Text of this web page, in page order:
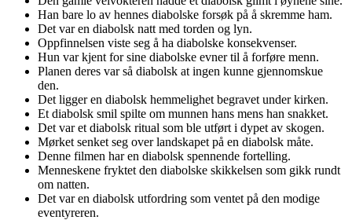
Han bare lo av hennes diabolske forsøk på å skremme ham.
Det var en diabolsk natt med torden og lyn.
Oppfinnelsen viste seg å ha diabolske konsekvenser.
Hun var kjent for sine diabolske evner til å forføre menn.
Planen deres var så diabolsk at ingen kunne gjennomskue
den.
Det ligger en diabolsk hemmelighet begravet under kirken.
Et diabolsk smil spilte om munnen hans mens han snakket.
Det var et diabolsk ritual som ble utført i dypet av skogen.
Mørket senket seg over landskapet på en diabolsk måte.
Denne filmen har en diabolsk spennende fortelling.
Menneskene fryktet den diabolske skikkelsen som gikk rundt
om natten.
Det var en diabolsk utfordring som ventet på den modige
eventyreren.